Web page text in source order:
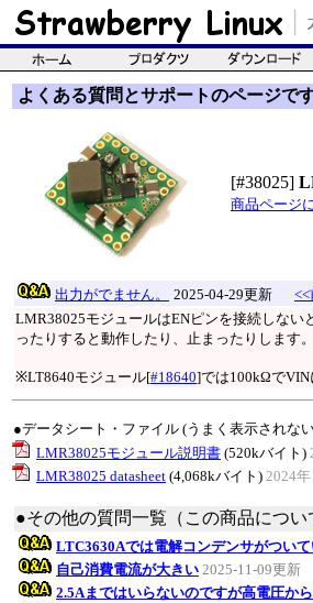
よくある質問とサポートのページです
[#38025]
商品ページ
出力がでません。 2025-04-29更新 <<
LMR38025モジュールはENピンを接続しな
ったりすると動作したり、止まったりします。
※LT8640モジュール[#18640]では100kΩでVIN
●データシート・ファイル (うまく表示されな
LMR38025モジュール説明書 (520kバイト)
LMR38025 datasheet (4,068kバイト) 2024年
●その他の質問一覧（この商品につい
LTC3630Aでは電解コンデンサがつい
自己消費電流が大きい 2025-11-09更新
2.5Aまではいらないのですが高電圧か